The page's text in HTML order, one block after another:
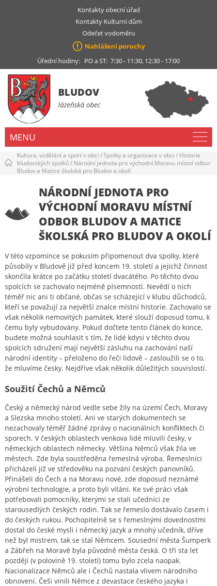
Kontakty obecní úřad
Kontakty Kulturní dům
Odečet vodoměru
Nahlášení poruchy
Úřední hodiny: PO a ST: 7:30 - 11:30, 12:30 - 17:00
BLUDOV
lázeňská obec
MENU
Kultura, vzdělání a sport v obci /Spolky a organizace v obci / Historie
bludovských spolků/ Národní jednota pro východní Moravu místní odbor
Bludov a Matice školská pro Bludov a okolí
NÁRODNÍ JEDNOTA PRO
VÝCHODNÍ MORAVU MÍSTNÍ
ODBOR BLUDOV A MATICE
ŠKOLSKÁ PRO BLUDOV A OKOLÍ
V této vzpomínce se pokusím připomenout dva spolky, které
působily v Bludově již před koncem 19. století a jejichž činnost
skončila krátce po začátku století dvacátého. Po těchto dvou
spolcích se zachovalo nejméně písemností. Nevědí o nich
téměř nic ani ti občané, občas se scházející v klubu důchodců,
kteří se považují za největší znalce místní historie. Zachovalo se
však několik nemovitých památek, které slouží doposud tomu, k
čemu byly vybudovány. Pokud dočtete tento článek do konce,
budete možná souhlasit s tím, že lidé kdysi v těchto dvou
spolcích sdružení mají největší zásluhu na zachování naší
národní identity – přeloženo do řeči lidově – zasloužili se o to,
že mluvíme česky. Nejdříve však několik důležitých souvislostí.
Soužití Čechů a Němců
Český a německý národ vedle sebe žily na území Čech, Moravy
a Slezska mnoho století. Ani ve starých dokumentech se
nezachovaly téměř žádné zprávy o nacionálních konfliktech či
sporech. V českých oblastech venkova lidé mluvili česky, v
německých oblastech německy. Většina Němců však žila ve
městech. Zde byla soustředěna řemeslná výroba. Řemeslníci
přicházeli již ve středověku na pozvání českých panovníků.
Přinášeli do Čech a na Moravu nové, zde doposud neznámé
výrobní technologie, a proto byli vítáni. Ke své práci však
potřebovali pomocníky, kterými se stali učedníci ze
starousedlých českých rodin. Tak se řemeslo dostávalo časem i
do českých rukou. Pochopitelně se s řemeslnými dovednostmi
dostal do české mysli i německý jazyk a mnohý učedník, dříve
než byl mistrem, tak se stal Němcem. Sousední města Šumperk
a Zábřeh na Moravě byla původně města česká. O tři sta let
později (v polovině 19. století) tomu bylo zcela naopak.
Nacionalizace Němců ale i Čechů nastala vlivem národního
obnovení. Češi vinili Němce z devastace českého jazyka i